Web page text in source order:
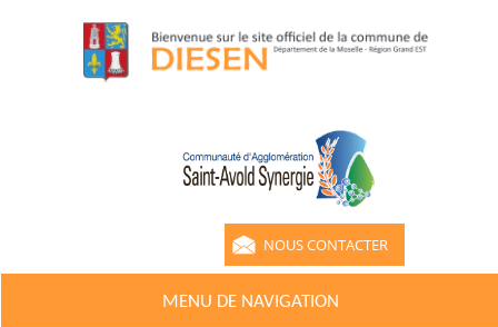
NOUS CONTACTER
MENU DE NAVIGATION